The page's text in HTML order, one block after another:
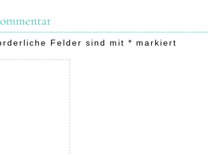
Felder sind mit * markiert